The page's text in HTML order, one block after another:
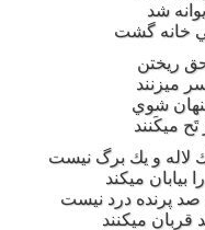
شد
خانه گشت
ريختن
ميزنند
شوي
ميكَنند
لاله و يك برگ نيست
بيابان ميكند
پرنده درد نيست
قربان ميكنند